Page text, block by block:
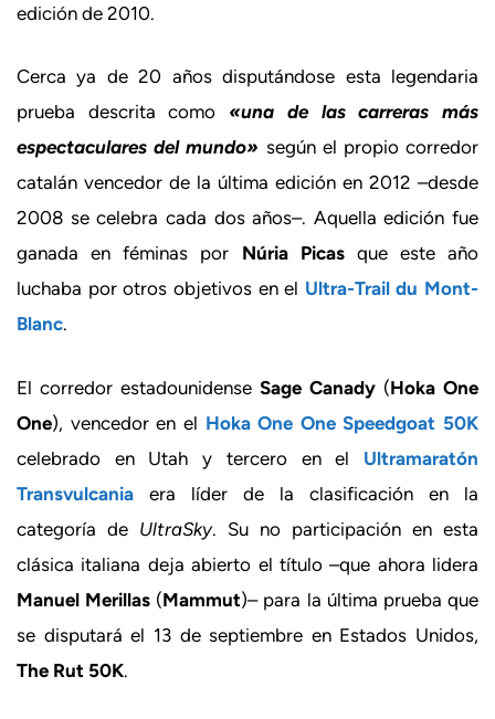
edición de 2010.
Cerca ya de 20 años disputándose esta legendaria
prueba descrita como «una de las carreras más
espectaculares del mundo» según el propio corredor
catalán vencedor de la última edición en 2012 –desde
2008 se celebra cada dos años–. Aquella edición fue
ganada en féminas por Núria Picasque este año
luchaba por otros objetivos en el Ultra-Trail du Mont-
Blanc.
El corredor estadounidense Sage Canady (Hoka One
One), vencedor en el Hoka One One Speedgoat 50K
celebrado en Utah y tercero en el Ultramaratón
Transvulcania era líder de la clasificación en la
categoría de UltraSky. Su no participación en esta
clásica italiana deja abierto el título –que ahora lidera
Manuel Merillas (Mammut)– para la última prueba que
se disputará el 13 de septiembre en Estados Unidos,
The Rut 50K.